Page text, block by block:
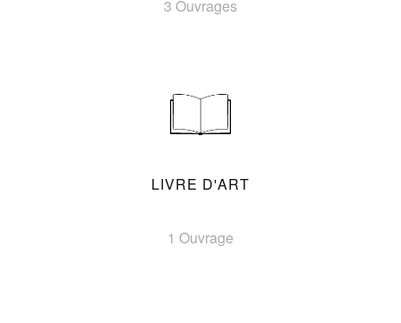
3 Ouvrages
LIVRE D'ART
1 Ouvrage